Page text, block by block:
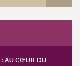
: AU CŒUR DU